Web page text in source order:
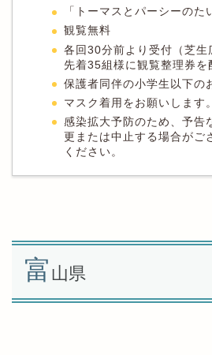
「トーマスとパーシーのた
観覧無料
各回30分前より受付（芝生
先着35組様に観覧整理券を
保護者同伴の小学生以下の
マスク着用をお願いします。
感染拡大予防のため、予告
更または中止する場合がご
ください。
富 山県